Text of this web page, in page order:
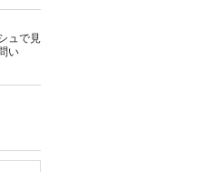
ュで見
い